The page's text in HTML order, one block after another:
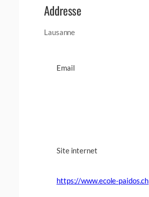
Addresse
Lausanne
Email
Site internet
https://www.ecole-paidos.ch